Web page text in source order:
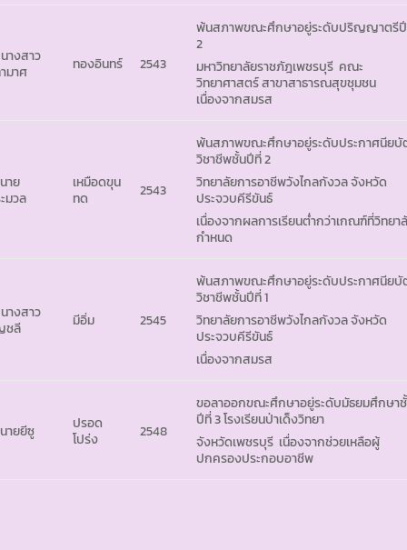
างสาว
มาศ
ทองอินทร์ 2543
พ้นสภาพขณะศึกษาอยู่ระดับปริญญาตรี
2
มหาวิทยาลัยราชภัฎเพชรบุรี คณะ
วิทยาศาสตร์ สาขาสาธารณสุขชุมชน
เนื่องจากสมรส
าย
มวล
เหมือดขุน
ทด
2543
พ้นสภาพขณะศึกษาอยู่ระดับประกาศนียบั
วิชาชีพชั้นปีที่ 2
วิทยาลัยการอาชีพวังไกลกังวล จังหวัด
ประจวบคีรีขันธ์
เนื่องจากผลการเรียนต่ำกว่าเกณฑ์ที่วิทยา
กำหนด
างสาว
ชลี
มีอิ่ม 2545
พ้นสภาพขณะศึกษาอยู่ระดับประกาศนียบั
วิชาชีพชั้นปีที่ 1
วิทยาลัยการอาชีพวังไกลกังวล จังหวัด
ประจวบคีรีขันธ์
เนื่องจากสมรส
ายยีซู
ปรอด
โปร่ง
2548
ขอลาออกขณะศึกษาอยู่ระดับมัธยมศึกษา
ปีที่ 3 โรงเรียนป่าเด็งวิทยา
จังหวัดเพชรบุรี เนื่องจากช่วยเหลือผู้
ปกครองประกอบอาชีพ